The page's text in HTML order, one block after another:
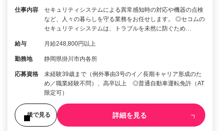
仕事内容
セキュリティシステムによる異常感知時の対応や機器の点検
など、人々の暮らしを守る業務をお任せします。 ◎セコムの
セキュリティシステムは、トラブルを未然に防ぐため…
給与 月給248,800円以上
勤務地 静岡県掛川市内各所
応募資格
未経験39歳まで（例外事由3号のイ／長期キャリア形成のた
め／職業経験不問）、高卒以上 ◎普通自動車運転免許（AT
限定可）
後で見る 詳細を見る